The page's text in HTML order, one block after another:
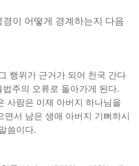
이 어떻게 경계하는지 다음
행위가 근거가 되어 천국 간다
법주의 오류로 돌아가게 된다.
사람은 이제 아버지 하나님을
서 남은 생애 아버지 기뻐하시
씀이다.